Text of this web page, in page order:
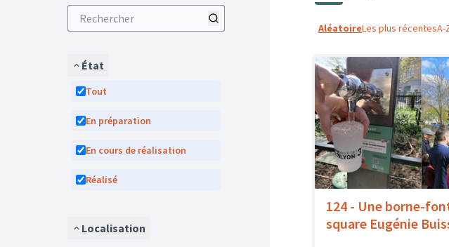
État
Tout
En préparation
En cours de réalisation
Réalisé
Localisation
AléatoireLes plus récentesA-
124 - Une borne-
square Eugénie